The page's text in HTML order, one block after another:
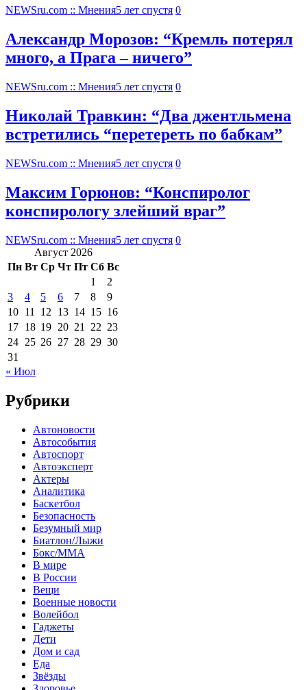
NEWSru.com :: Мнения5 лет спустя 0
Александр Морозов: “Кремль потерял
много, а Прага – ничего”
NEWSru.com :: Мнения5 лет спустя 0
Николай Травкин: “Два джентльмена
встретились “перетереть по бабкам”
NEWSru.com :: Мнения5 лет спустя 0
Максим Горюнов: “Конспиролог
конспирологу злейший враг”
NEWSru.com :: Мнения5 лет спустя 0
Август 2026
Пн Вт Ср Чт Пт Сб Вс
1
2
3
4 5 6 7 8
9
10 11 12 13 14 15 16
17 18 19 20 21 22 23
24 25 26 27 28 29 30
31
« Июл
Рубрики
Автоновости
Автособытия
Автоспорт
Автоэксперт
Актеры
Аналитика
Баскетбол
Безопасность
Безумный мир
Биатлон/Лыжи
Бокс/MMA
В мире
В России
Вещи
Военные новости
Волейбол
Гаджеты
Дети
Дом и сад
Еда
Звёзды